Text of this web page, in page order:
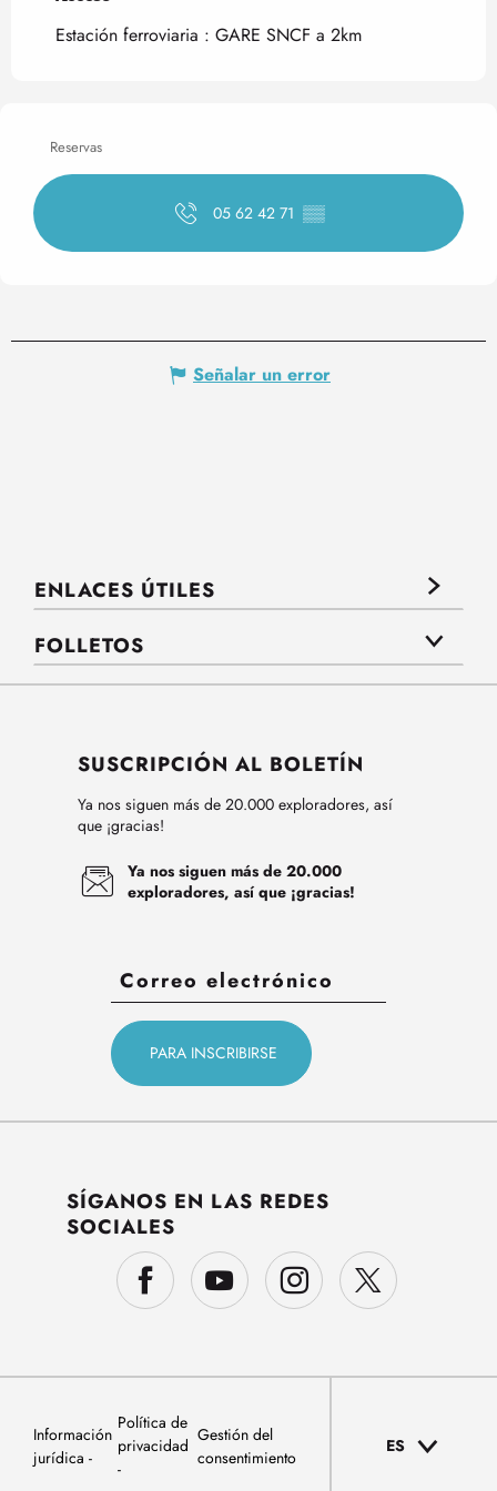
Estación ferroviaria : GARE SNCF a 2km
Reservas
05 62 42 71 ▒▒
Señalar un error
ENLACES ÚTILES
FOLLETOS
SUSCRIPCIÓN AL BOLETÍN
Ya nos siguen más de 20.000 exploradores, así
que ¡gracias!
Ya nos siguen más de 20.000
exploradores, así que ¡gracias!
SÍGANOS EN LAS REDES
SOCIALES
Información
jurídica
Política de
privacidad
Gestión del
consentimiento
ES